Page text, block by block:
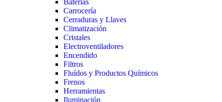
Baterías
Carrocería
Cerraduras y Llaves
Climatización
Cristales
Electroventiladores
Encendido
Filtros
Fluídos y Productos Químicos
Frenos
Herramientas
Iluminación